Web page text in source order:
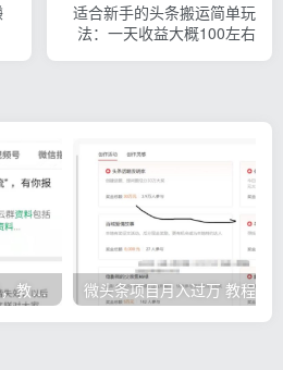
适合新手的头条搬运简单玩
法：一天收益大概100左右
小红书虚拟考公资料项目，教资项目轻松月入过万的核心玩法